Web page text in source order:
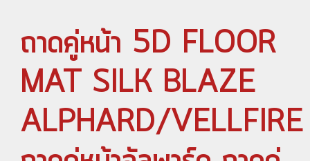
ถาดคู่หน้า 5D FLOOR
MAT SILK BLAZE
ALPHARD/VELLFIRE